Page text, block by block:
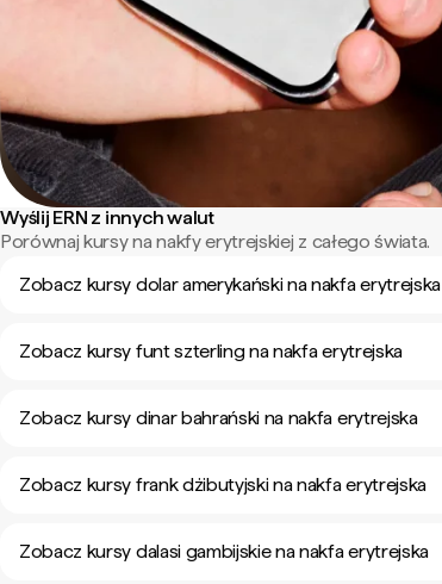
Wyślij ERN z innych walut
Porównaj kursy na nakfy erytrejskiej z całego świata.
Zobacz kursy dolar amerykański na nakfa erytrejska
Zobacz kursy funt szterling na nakfa erytrejska
Zobacz kursy dinar bahrański na nakfa erytrejska
Zobacz kursy frank dżibutyjski na nakfa erytrejska
Zobacz kursy dalasi gambijskie na nakfa erytrejska